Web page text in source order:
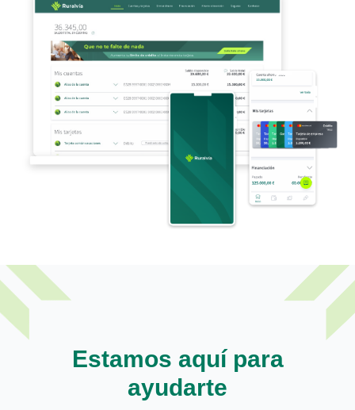
Estamos aquí para
ayudarte